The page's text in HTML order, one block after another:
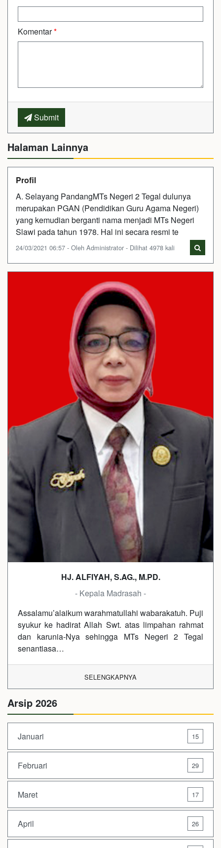
Komentar*
Submit
Halaman Lainnya
Profil
A. Selayang PandangMTs Negeri 2 Tegal dulunya
merupakan PGAN (Pendidikan Guru Agama Negeri)
yang kemudian berganti nama menjadi MTs Negeri
Slawi pada tahun 1978. Hal ini secara resmi te
24/03/2021 06:57 - Oleh Administrator - Dilihat 4978 kali
HJ. ALFIYAH, S.AG., M.PD.
- Kepala Madrasah -
Assalamu’alaikum warahmatullahi wabarakatuh. Puji
syukur ke hadirat Allah Swt. atas limpahan rahmat
dan karunia-Nya sehingga MTs Negeri 2 Tegal
senantiasa…
SELENGKAPNYA
Arsip 2026
Januari 15
Februari 29
Maret 17
April 26